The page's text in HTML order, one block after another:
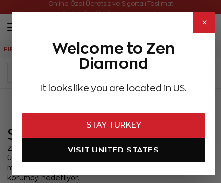
×
Welcome to Zen
Diamond
It looks like you are located in US.
STAY TURKEY
VISIT UNITED STATES
Online Özel Ücretsiz ve Sigortalı Teslimat
FIRSATLAR Aynı Gün Kargo Çok Satanlar Hediye Önerileri
Sosyal Sorumluluk
Zen Diamond, sektöründeki yenilikçi, öncü kimliğini sadece
ürünleri ve hizmetleri ile değil, dünya çapında tanınmış bir
markanın taşıması gereken sorumlulukların bilinciyle de
korumayı hedefliyor.